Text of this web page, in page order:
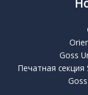
Goss
Печатная секция